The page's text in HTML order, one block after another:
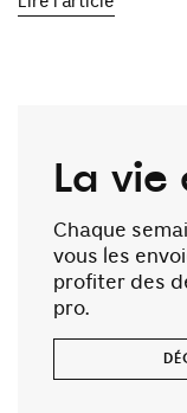
La vie
Chaque
vous les
profiter des
pro.